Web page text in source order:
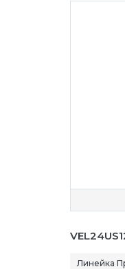
Линейка